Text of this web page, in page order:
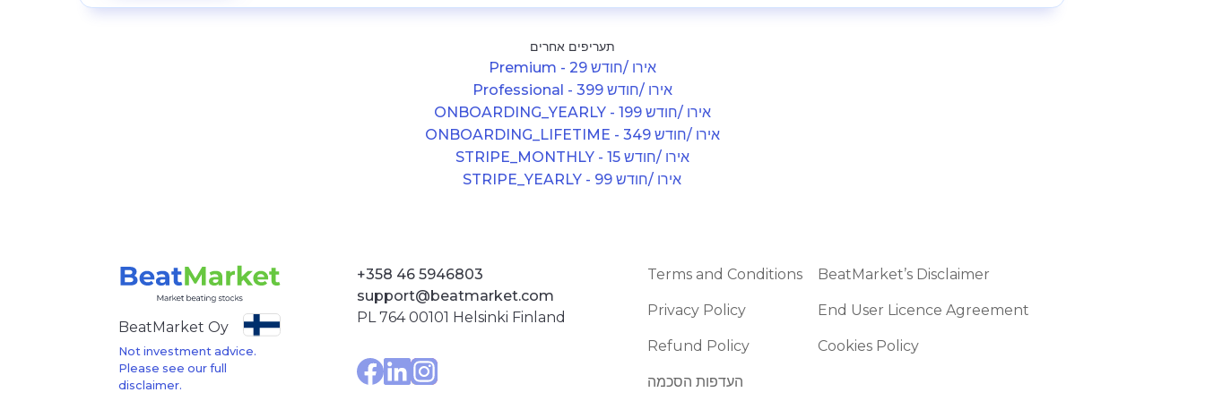
תעריפים אחרים
Premium - 29 אירו /חודש
Professional - 399 אירו /חודש
ONBOARDING_YEARLY - 199 אירו /חודש
ONBOARDING_LIFETIME - 349 אירו /חודש
STRIPE_MONTHLY - 15 אירו /חודש
STRIPE_YEARLY - 99 אירו /חודש
BeatMarket Oy
Not investment advice.
Please see our full
disclaimer.
+358 46 5946803
support@beatmarket.com
PL 764 00101 Helsinki Finland
Terms and Conditions BeatMarket’s Disclaimer
Privacy Policy End User Licence Agreement
Refund Policy Cookies Policy
העדפות הסכמה